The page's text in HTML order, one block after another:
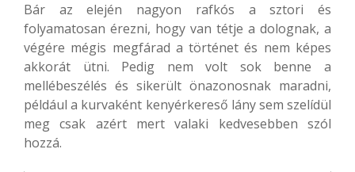
Bár az elején nagyon rafkós a sztori és
folyamatosan érezni, hogy van tétje a dolognak, a
végére mégis megfárad a történet és nem képes
akkorát ütni. Pedig nem volt sok benne a
mellébeszélés és sikerült önazonosnak maradni,
például a kurvaként kenyérkereső lány sem szelídül
meg csak azért mert valaki kedvesebben szól
hozzá.